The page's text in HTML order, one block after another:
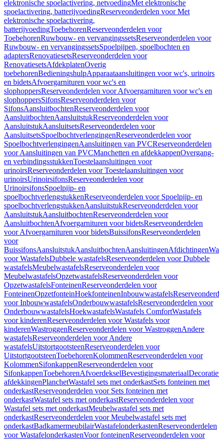
elektronische spoelactivering, netvoedingMet elektronische
spoelactivering, batterijvoedingReserveonderdelen voor Met
elektronische spoelactivering,
batterijvoedingToebehorenReserveonderdelen voor
ToebehorenRuwbouw- en vervangingssetsReserveonderdelen voor
Ruwbouw- en vervangingssetsSpoelpijpen, spoelbochten en
adaptersRenovatiesetsReserveonderdelen voor
RenovatiesetsAfdekplatenOverig
toebehorenBedieningshulpApparaataansluitingen voor wc's, urinoirs
en bidetsAfvoergarnituren voor wc's en
slophoppersReserveonderdelen voor Afvoergarnituren voor wc's en
slophoppersSifonsReserveonderdelen voor
SifonsAansluitbochtenReserveonderdelen voor
AansluitbochtenAansluitstukReserveonderdelen voor
AansluitstukAansluitsetsReserveonderdelen voor
AansluitsetsSpoelbochtverlengingenReserveonderdelen voor
SpoelbochtverlengingenAansluitingen van PVCReserveonderdelen
voor Aansluitingen van PVCManchetten en afdekkappenOvergang-
en verbindingsstukkenToestelaansluitingen voor
urinoirsReserveonderdelen voor Toestelaansluitingen voor
urinoirsUrinoirsifonsReserveonderdelen voor
UrinoirsifonsSpoelpijp- en
spoelbochtverlengstukkenReserveonderdelen voor Spoelpijp- en
spoelbochtverlengstukkenAansluitstukReserveonderdelen voor
AansluitstukAansluitbochtenReserveonderdelen voor
AansluitbochtenAfvoergarnituren voor bidetsReserveonderdelen
voor Afvoergarnituren voor bidetsBuissifonsReserveonderdelen
voor
BuissifonsAansluitstukAansluitbochtenAansluitingenAfdichtingen
voor WastafelsDubbele wastafelsReserveonderdelen voor Dubbele
wastafelsMeubelwastafelsReserveonderdelen voor
MeubelwastafelsOpzetwastafelsReserveonderdelen voor
OpzetwastafelsFonteinenReserveonderdelen voor
FonteinenOpzetfonteinHoekfonteinenInbouwwastafels
voor InbouwwastafelsOnderbouwwastafelsReserveonderdelen voor
OnderbouwwastafelsHoekwastafelsWastafels ComfortWastafels
voor kinderenReserveonderdelen voor Wastafels voor
kinderenWastroggenReserveonderdelen voor WastroggenAndere
wastafelsReserveonderdelen voor Andere
wastafelsUitstortgootsteenReserveonderdelen voor
UitstortgootsteenToebehorenKolommenReserveonderdelen voor
KolommenSifonkappenReserveonderdelen voor
SifonkappenToebehorenAfvoerdekselBevestigingsmateriaal
afdekkingenPlanchetWastafel sets met onderkastSets fonteinen met
onderkastReserveonderdelen voor Sets fonteinen met
onderkastWastafel sets met onderkastReserveonderdelen voor
Wastafel sets met onderkastMeubelwastafel sets met
onderkastReserveonderdelen voor Meubelwastafel sets met
onderkastBadkamermeubilairWastafelonderkastenReserveonderdelen
voor WastafelonderkastenVoor fonteinenReserveonderdelen voor